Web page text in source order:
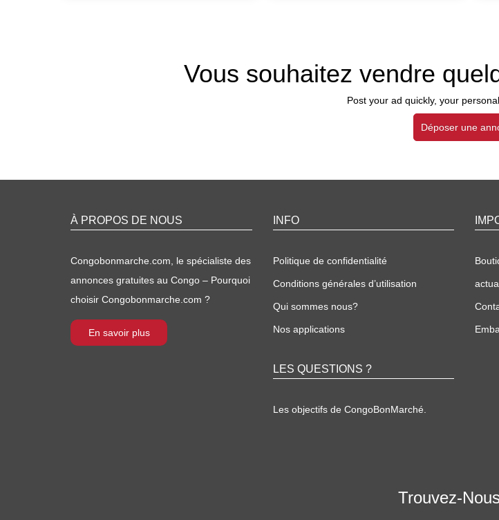
Vous souhaitez vendre
Post your ad quickly, your
Déposer une
À PROPOS DE NOUS
Congobonmarche.com, le spécialiste des
annonces gratuites au Congo – Pourquoi
choisir Congobonmarche.com ?
En savoir plus
INFO
Politique de confidentialité
Conditions générales d’utilisation
Qui sommes nous?
Nos applications
LES QUESTIONS ?
Les objectifs de CongoBonMarché.
Trouvez-